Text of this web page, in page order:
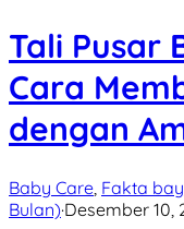
Tali Pusar
Cara
dengan
Baby Care, Fakta
Bulan)·Desember 10,